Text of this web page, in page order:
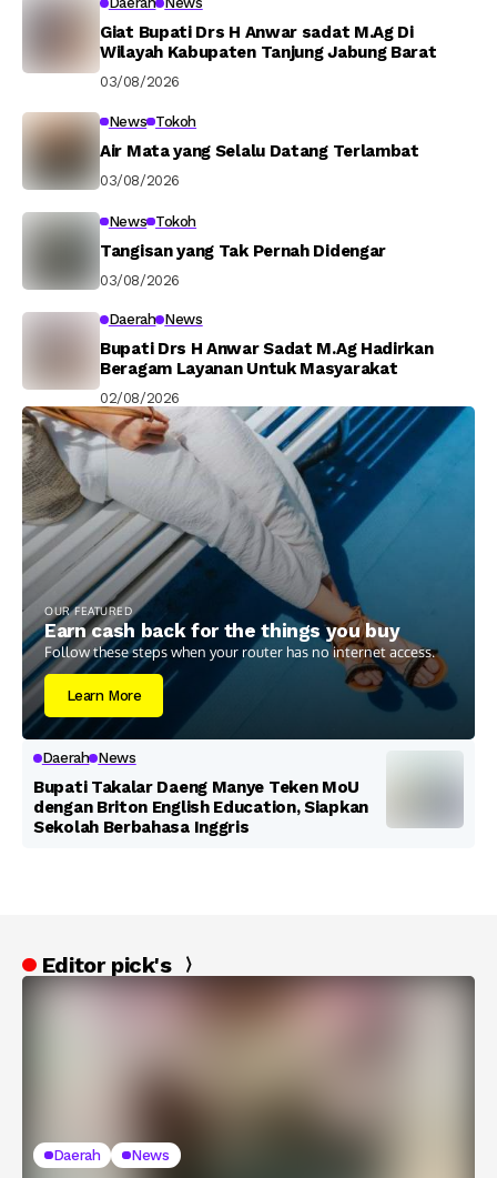
Giat Bupati Drs H Anwar sadat M.Ag Di
Wilayah Kabupaten Tanjung Jabung Barat
03/08/2026
News Tokoh
Air Mata yang Selalu Datang Terlambat
03/08/2026
News Tokoh
Tangisan yang Tak Pernah Didengar
03/08/2026
Daerah News
Bupati Drs H Anwar Sadat M.Ag Hadirkan
Beragam Layanan Untuk Masyarakat
02/08/2026
OUR FEATURED
Earn cash back for the things you buy
Follow these steps when your router has no internet access.
Learn More
Daerah News
Bupati Takalar Daeng Manye Teken MoU
dengan Briton English Education, Siapkan
Sekolah Berbahasa Inggris
Editor pick's
Daerah News